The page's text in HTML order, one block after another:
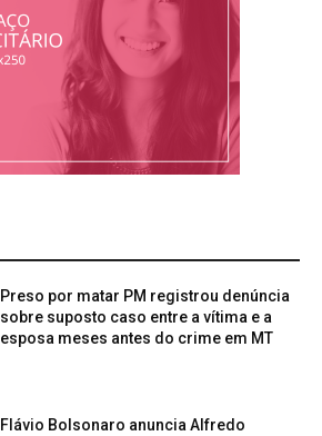
Preso por matar PM registrou denúncia
sobre suposto caso entre a vítima e a
esposa meses antes do crime em MT
Flávio Bolsonaro anuncia Alfredo